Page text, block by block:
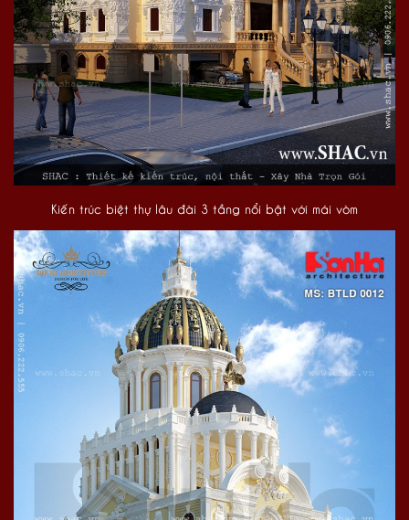
Kiến trúc biệt thự lâu đài 3 tầng nổi bật với mái vòm